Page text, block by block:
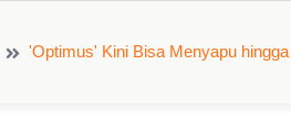
'Optimus' Kini Bisa Menyapu